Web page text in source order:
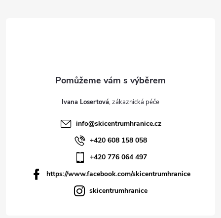
Ivana Losertová
info@skicentrumhranice.cz
+420 608 158 058
+420 776 064 497
https://www.facebook.com/skicentrumhranice
skicentrumhranice